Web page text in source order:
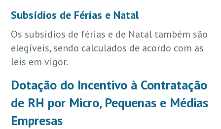
Subsídios de Férias e Natal
Os subsídios de férias e de Natal também são
elegíveis, sendo calculados de acordo com as
leis em vigor.
Dotação do Incentivo à Contratação
de RH por Micro, Pequenas e Médias
Empresas